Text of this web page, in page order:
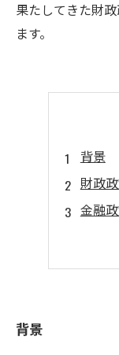
果たしてきた財
ます。
背景
財政
金融
長期
背景